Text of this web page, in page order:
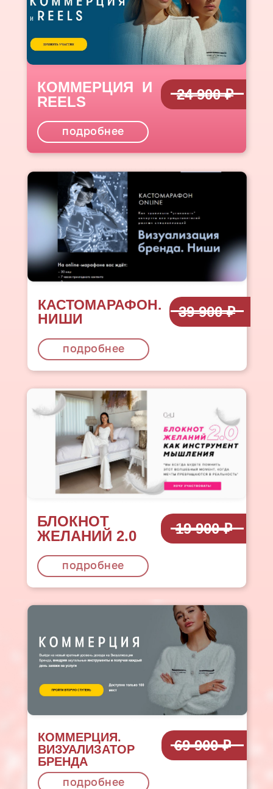
КАСТОМАРАФОН.
НИШИ
подробнее
39 900 ₽
БЛОКНОТ
ЖЕЛАНИЙ 2.0
подробнее
19 900 ₽
КОММЕРЦИЯ.
ВИЗУАЛИЗАТОР
БРЕНДА
подробнее
69 900 ₽
КОММЕРЦИЯ И
REELS
подробнее
24 900 ₽